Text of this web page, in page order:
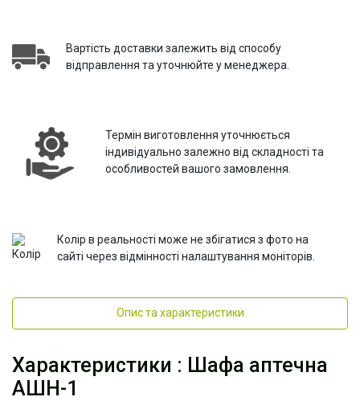
Вартість доставки залежить від способу
відправлення та уточнюйте у менеджера.
Термін виготовлення уточнюється
індивідуально залежно від складності та
особливостей вашого замовлення.
Колір в реальності може не збігатися з фото на
сайті через відмінності налаштування моніторів.
Опис та характеристики
Характеристики : Шафа аптечна
АШН-1